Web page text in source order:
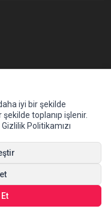
Blok Kat:9)
iyi bir şekilde
toplanıp işlenir.
Politikamızı